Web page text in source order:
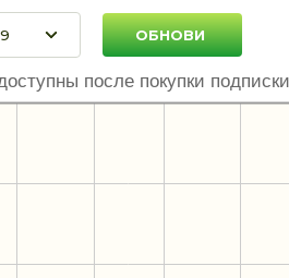
после покупки